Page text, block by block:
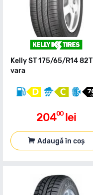
Kelly ST 175/65/R14 82T
vara
20400 lei
Adaugă în coș